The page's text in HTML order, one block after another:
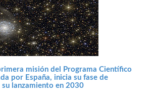
misión del Programa Científico
por España, inicia su fase de
lanzamiento en 2030